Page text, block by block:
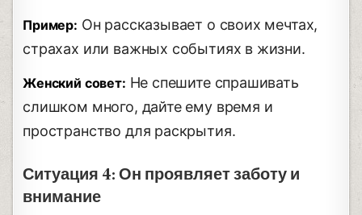
Пример: Он рассказывает о своих мечтах,
страхах или важных событиях в жизни.
Женский совет: Не спешите спрашивать
слишком много, дайте ему время и
пространство для раскрытия.
Ситуация 4: Он проявляет заботу и
внимание